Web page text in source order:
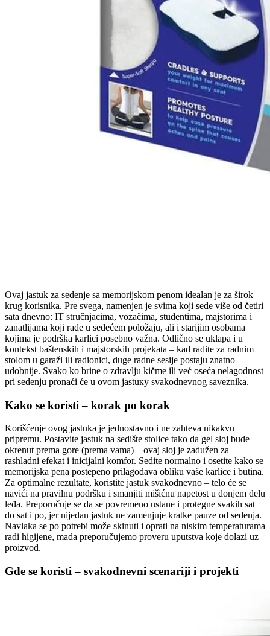
Ovaj jastuk za sedenje sa memorijskom penom idealan je za širok
krug korisnika. Pre svega, namenjen je svima koji sede više od četiri
sata dnevno: IT stručnjacima, vozačima, studentima, majstorima i
zanatlijama koji rade u sedećem položaju, ali i starijim osobama
kojima je podrška karlici posebno važna. Odlično se uklapa i u
kontekst baštenskih i majstorskih projekata – kad radite za radnim
stolom u garaži ili radionici, duge radne sesije postaju znatno
udobnije. Svako ko brine o zdravlju kičme ili već oseća nelagodnost
pri sedenju pronaći će u ovom jastuку svakodnevnog saveznika.
Kako se koristi – korak po korak
Korišćenje ovog jastuka je jednostavno i ne zahteva nikakvu
pripremu. Postavite jastuk na sedište stolice tako da gel sloj bude
okrenut prema gore (prema vama) – ovaj sloj je zadužen za
rashladni efekat i inicijalni komfor. Sedite normalno i osetite kako se
memorijska pena postepeno prilagođava obliku vaše karlice i butina.
Za optimalne rezultate, koristite jastuk svakodnevno – telo će se
navići na pravilnu podršku i smanjiti mišićnu napetost u donjem delu
leđa. Preporučuje se da se povremeno ustane i protegne svakih sat
do sat i po, jer nijedan jastuk ne zamenjuje kratke pauze od sedenja.
Navlaka se po potrebi može skinuti i oprati na niskim temperaturama
radi higijene, mada preporučujemo proveru uputstva koje dolazi uz
proizvod.
Gde se koristi – svakodnevni scenariji i projekti